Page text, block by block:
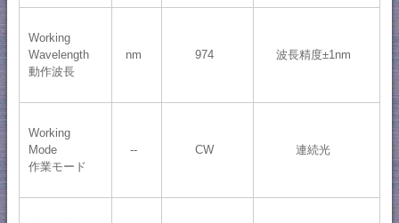
Working
Wavelength
動作波長
nm 974 波長精度±1nm
Working
Mode
作業モード
-- CW 連続光